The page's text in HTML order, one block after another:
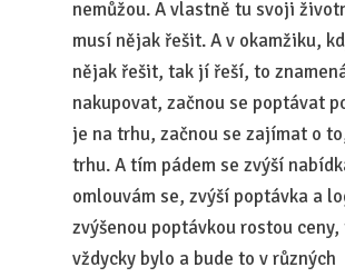
nemůžou. A vlastně tu svoji
musí nějak řešit. A v okamžiku,
nějak řešit, tak jí řeší, to
nakupovat, začnou se poptávat
je na trhu, začnou se zajímat o
trhu. A tím pádem se zvýší
omlouvám se, zvýší poptávka a
zvýšenou poptávkou rostou
vždycky bylo a bude to v různých